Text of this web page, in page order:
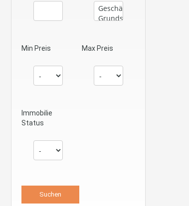
Min Preis Max Preis
Immobilie
Status